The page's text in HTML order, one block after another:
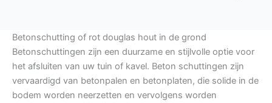
Betonschutting of rot douglas hout in de grond
Betonschuttingen zijn een duurzame en stijlvolle optie voor
het afsluiten van uw tuin of kavel. Beton schuttingen zijn
vervaardigd van betonpalen en betonplaten, die solide in de
bodem worden neerzetten en vervolgens worden